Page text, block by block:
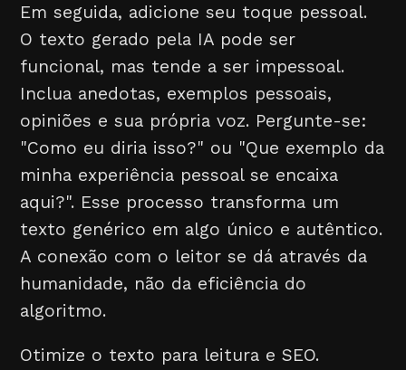
Em seguida, adicione seu toque pessoal.
O texto gerado pela IA pode ser
funcional, mas tende a ser impessoal.
Inclua anedotas, exemplos pessoais,
opiniões e sua própria voz. Pergunte-se:
"Como eu diria isso?" ou "Que exemplo da
minha experiência pessoal se encaixa
aqui?". Esse processo transforma um
texto genérico em algo único e autêntico.
A conexão com o leitor se dá através da
humanidade, não da eficiência do
algoritmo.
Otimize o texto para leitura e SEO.